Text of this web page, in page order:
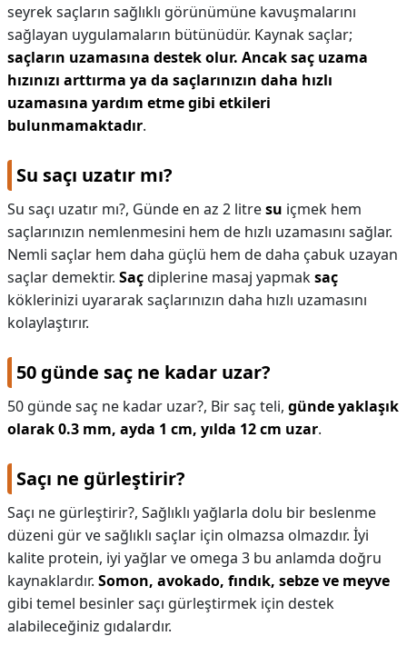
seyrek saçların sağlıklı görünümüne kavuşmalarını
sağlayan uygulamaların bütünüdür. Kaynak saçlar;
saçların uzamasına destek olur. Ancak saç uzama
hızınızı arttırma ya da saçlarınızın daha hızlı
uzamasına yardım etme gibi etkileri
bulunmamaktadır.
Su saçı uzatır mı?
Su saçı uzatır mı?, Günde en az 2 litresu içmek hem
saçlarınızın nemlenmesini hem de hızlı uzamasını sağlar.
Nemli saçlar hem daha güçlü hem de daha çabuk uzayan
saçlar demektir. Saçdiplerine masaj yapmaksaç
köklerinizi uyararak saçlarınızın daha hızlı uzamasını
kolaylaştırır.
50 günde saç ne kadar uzar?
50 günde saç ne kadar uzar?, Bir saç teli, günde yaklaşık
olarak 0.3 mm, ayda 1 cm, yılda 12 cm uzar.
Saçı ne gürleştirir?
Saçı ne gürleştirir?, Sağlıklı yağlarla dolu bir beslenme
düzeni gür ve sağlıklı saçlar için olmazsa olmazdır. İyi
kalite protein, iyi yağlar ve omega 3 bu anlamda doğru
kaynaklardır. Somon, avokado, fındık, sebze ve meyve
gibi temel besinler saçı gürleştirmek için destek
alabileceğiniz gıdalardır.